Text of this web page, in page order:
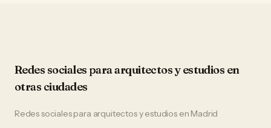
Redes sociales paraarquitectos y estudios en
otras ciudades
Redes socialespara arquitectos y estudiosen Madrid